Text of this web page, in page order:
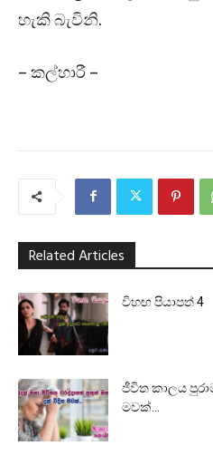
හැකි බැවිනි.
– කල්හාරී –
Related Articles
විහඟ පියාපත් 4
ජීවිත කාලය
මවක්…